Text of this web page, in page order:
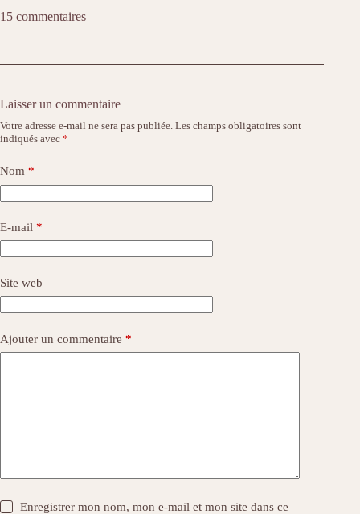
15 commentaires
Laisser un commentaire
Votre adresse e-mail ne sera pas publiée. Les champs obligatoires sont
indiqués avec *
Nom *
E-mail *
Site web
Ajouter un commentaire *
Enregistrer mon nom, mon e-mail et mon site dans ce